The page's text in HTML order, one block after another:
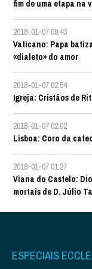
fim de uma etapa na
2018-01-07 09:43
Vaticano: Papa
«dialeto» do amor
2018-01-07 02:54
Igreja: Cristãos de
2018-01-07 02:02
Lisboa: Coro da
2018-01-07 01:27
Viana do Castelo:
mortais de D. Júlio
ESPECIAIS